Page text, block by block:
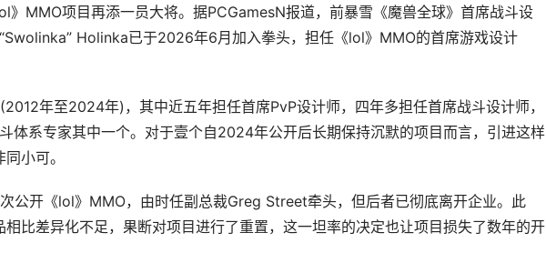
》MMO项目再添一员大将。据PCGamesN报道，前暴雪《魔兽全球》首席战斗设
Holinka已于2026年6月加入拳头，担任《lol》MMO的首席游戏设计
年至2024年)，其中近五年担任首席PvP设计师，四年多担任首席战斗设计师，
体系专家其中一个。对于壹个自2024年公开后长期保持沉默的项目而言，引进这样
小可。
公开《lol》MMO，由时任副总裁Greg Street牵头，但后者已彻底离开企业。此
比差异化不足，果断对项目进行了重置，这一坦率的决定也让项目损失了数年的开